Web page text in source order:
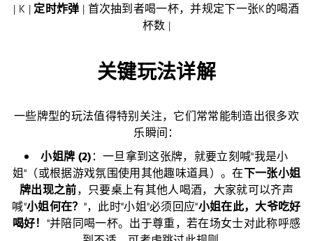
| K |定时炸弹 | 首次抽到者喝一杯，并规定下一张K的喝酒
杯数 |
关键玩法详解
一些牌型的玩法值得特别关注，它们常常能制造出很多欢
乐瞬间：
小姐牌 (2)：一旦拿到这张牌，就要立刻喊"我是小
姐"（或根据游戏氛围使用其他趣味道具）。在下一张小姐
牌出现之前，只要桌上有其他人喝酒，大家就可以齐声
喊"小姐何在？ "，此时"小姐"必须回应"小姐在此，大爷吃好
喝好！ "并陪同喝一杯。出于尊重，若在场女士对此称呼感